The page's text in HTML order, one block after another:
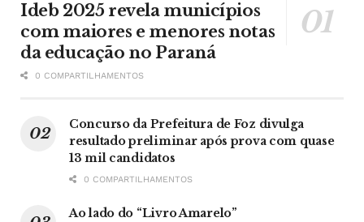
Ideb 2025 revela municípios
com maiores e menores notas
da educação no Paraná
0 COMPARTILHAMENTOS
Concurso da Prefeitura de Foz divulga
resultado preliminar após prova com quase
13 mil candidatos
0 COMPARTILHAMENTOS
Ao lado do “Livro Amarelo”